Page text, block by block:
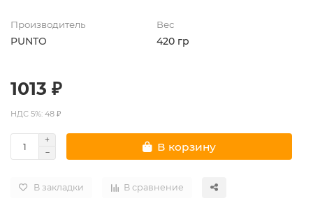
Производитель
PUNTO
Вес
420 гр
1013 ₽
НДС 5%: 48 ₽
В корзину
В закладки В сравнение